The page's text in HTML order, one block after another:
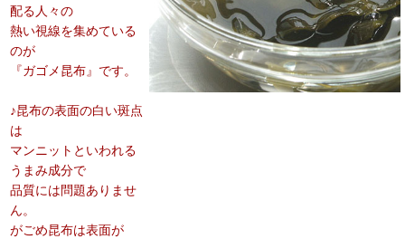
配る人々の
熱い視線を集めている
のが
『ガゴメ昆布』です。
♪昆布の表面の白い斑点
は
マンニットといわれる
うまみ成分で
品質には問題ありませ
ん。
がごめ昆布は表面が